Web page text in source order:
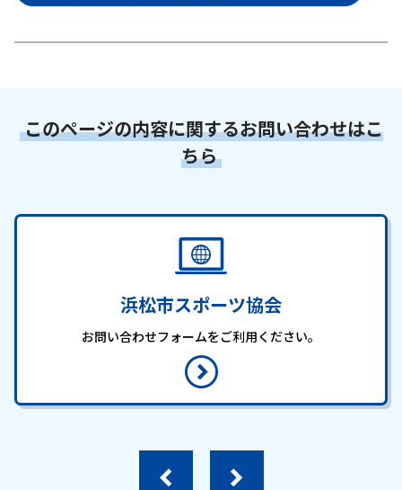
このページの内容に関するお問い合わせはこ
ちら
浜松市スポーツ協会
お問い合わせフォームをご利用ください。